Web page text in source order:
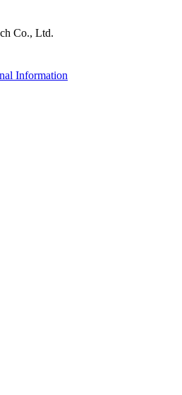
Co., Ltd.
Information